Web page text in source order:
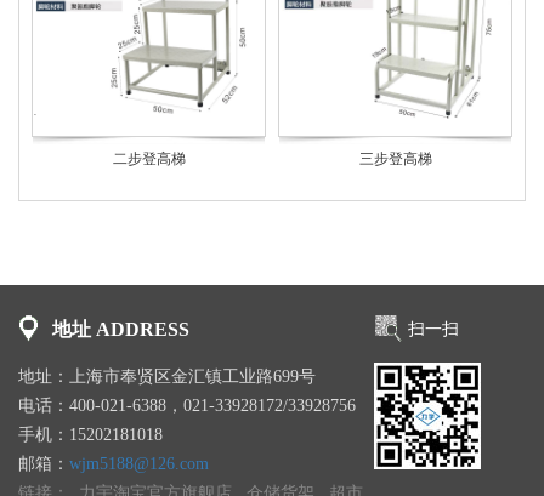
二步登高梯 三步登高梯
地址 ADDRESS
地址：上海市奉贤区金汇镇工业路699号
电话：400-021-6388，021-33928172/33928756
手机：15202181018
邮箱： wjm5188@126.com
扫一扫